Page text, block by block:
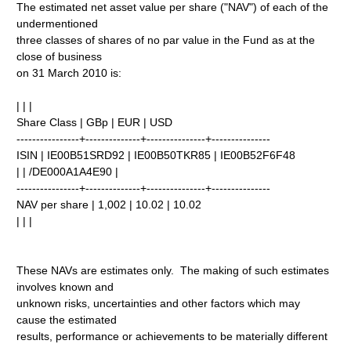
The estimated net asset value per share ("NAV") of each of the
undermentioned
three classes of shares of no par value in the Fund as at the
close of business
on 31 March 2010 is:
| | |
Share Class | GBp | EUR | USD
----------------+--------------+---------------+---------------
ISIN | IE00B51SRD92 | IE00B50TKR85 | IE00B52F6F48
| | /DE000A1A4E90 |
----------------+--------------+---------------+---------------
NAV per share | 1,002 | 10.02 | 10.02
| | |
These NAVs are estimates only. The making of such estimates
involves known and
unknown risks, uncertainties and other factors which may
cause the estimated
results, performance or achievements to be materially different